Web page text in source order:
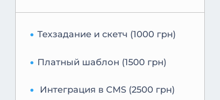
Техзадание и скетч (1000 грн)
Платный шаблон (1500 грн)
Интеграция в CMS (2500 грн)